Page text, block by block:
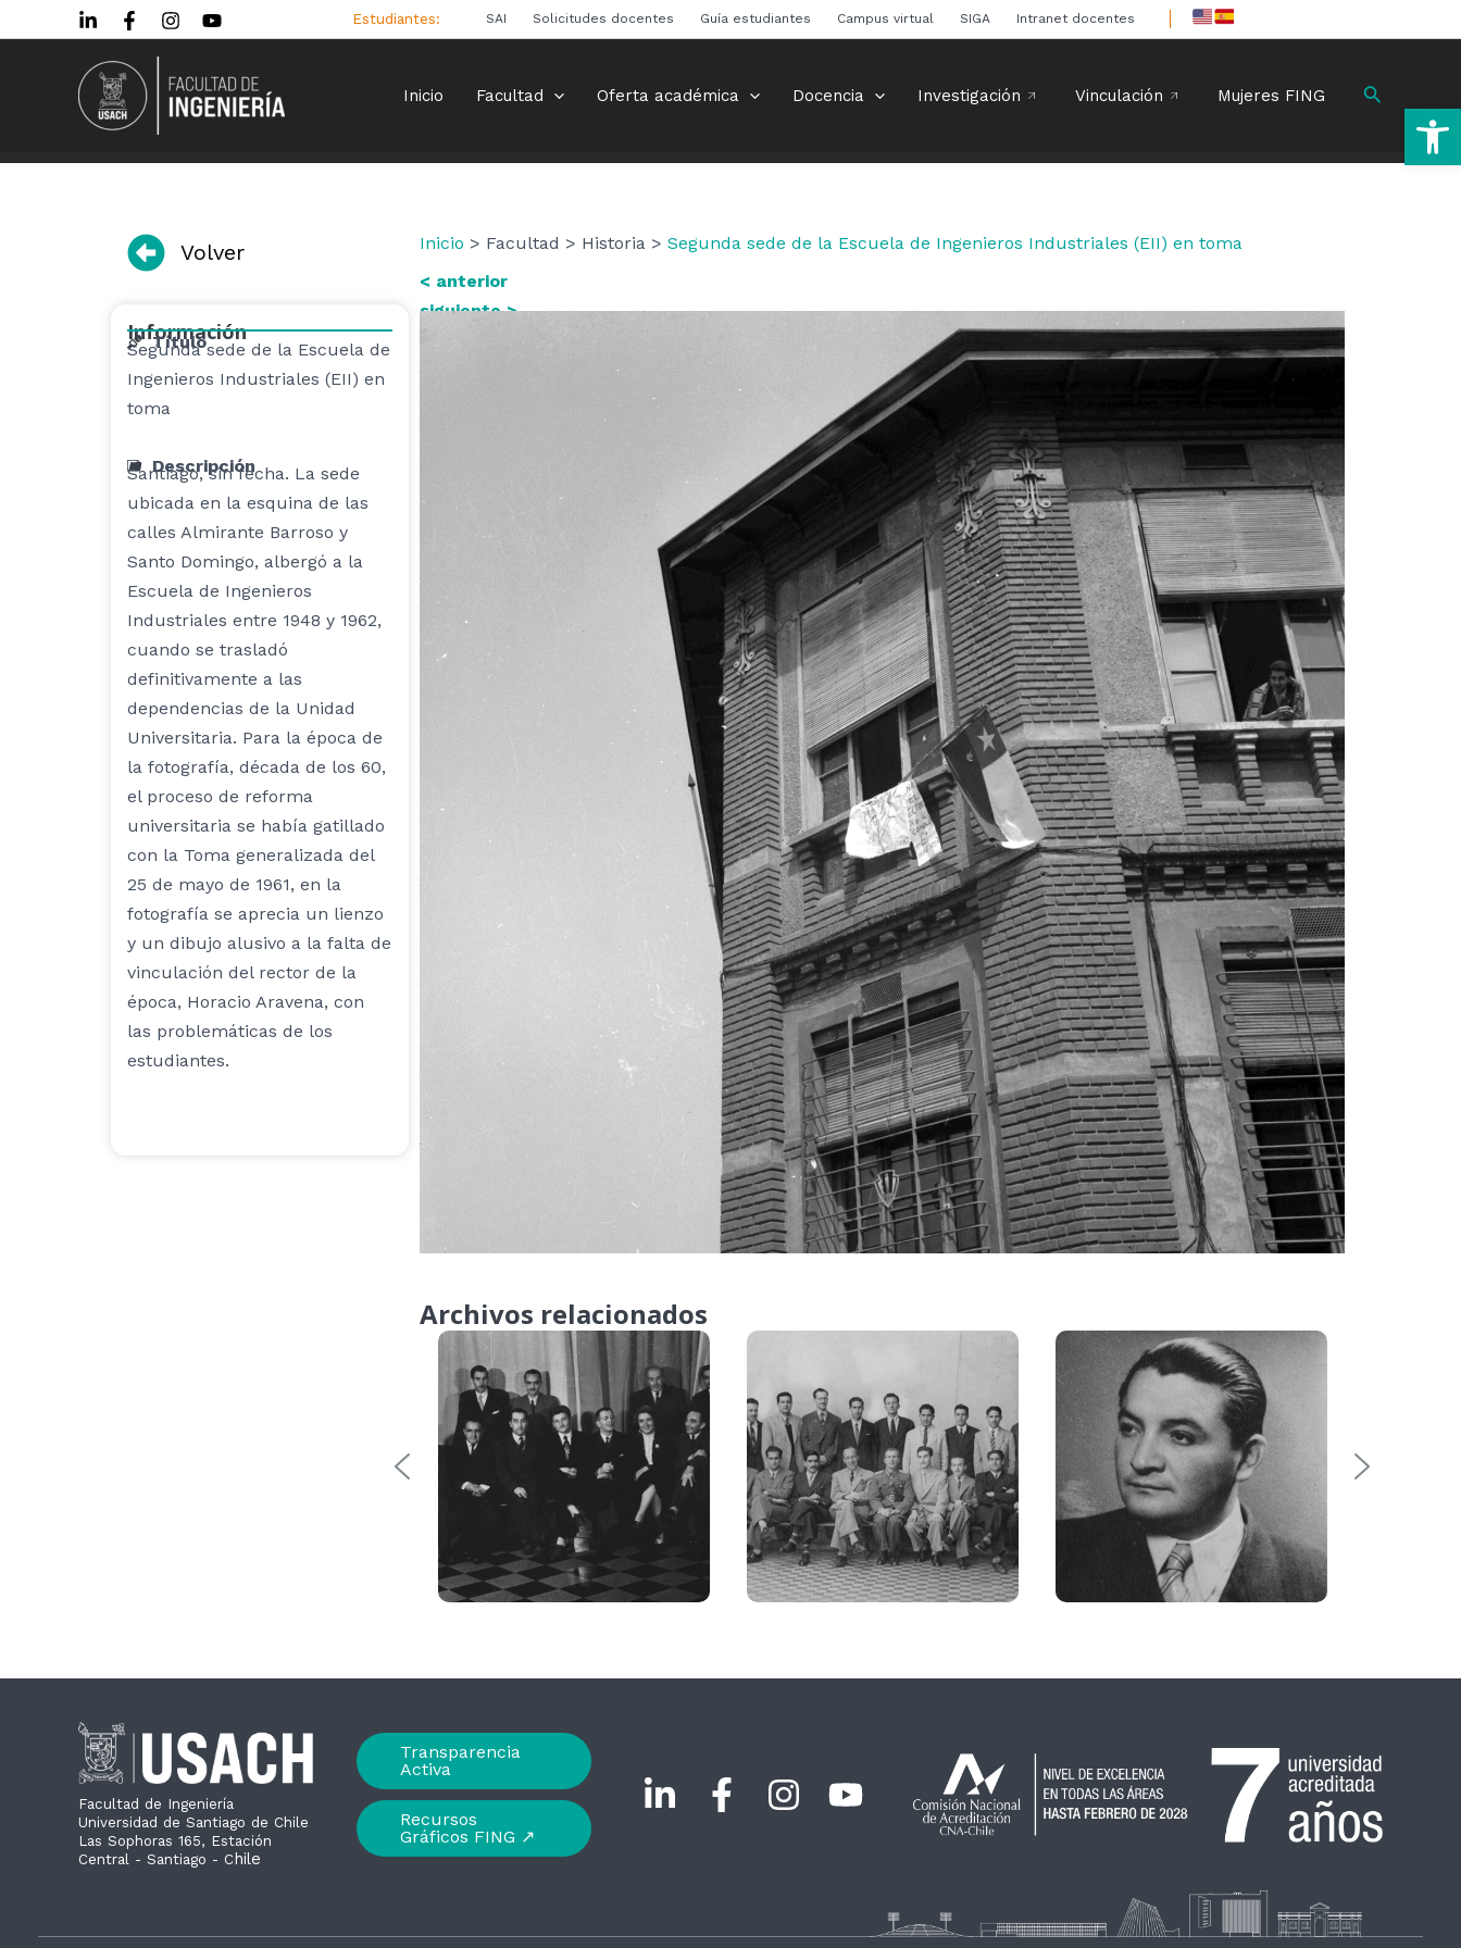
al
Estudiantes: SAI Solicitudes docentes Guía estudiantes Campus virtual SIGA Intranet docentes
Inicio Facultad Oferta académica Docencia Investigación Vinculación Mujeres FING Buscar
Volver Inicio > Facultad > Historia > Segunda sede de la Escuela de Ingenieros Industriales (EII) en toma
Información
Título
Segunda sede de la Escuela de
Ingenieros Industriales (EII) en
toma
Descripción
Santiago, sin fecha. La sede
ubicada en la esquina de las
calles Almirante Barroso y
Santo Domingo, albergó a la
Escuela de Ingenieros
Industriales entre 1948 y 1962,
cuando se trasladó
definitivamente a las
dependencias de la Unidad
Universitaria. Para la época de
la fotografía, década de los 60,
el proceso de reforma
universitaria se había gatillado
con la Toma generalizada del
25 de mayo de 1961, en la
fotografía se aprecia un lienzo
y un dibujo alusivo a la falta de
vinculación del rector de la
época, Horacio Aravena, con
las problemáticas de los
estudiantes.
< anterior
siguiente >
Archivos relacionados
Facultad de Ingeniería
Universidad de Santiago de Chile
Las Sophoras 165, Estación
Central - Santiago - Chile
Transparencia
Activa
Recursos
Gráficos FING ↗︎